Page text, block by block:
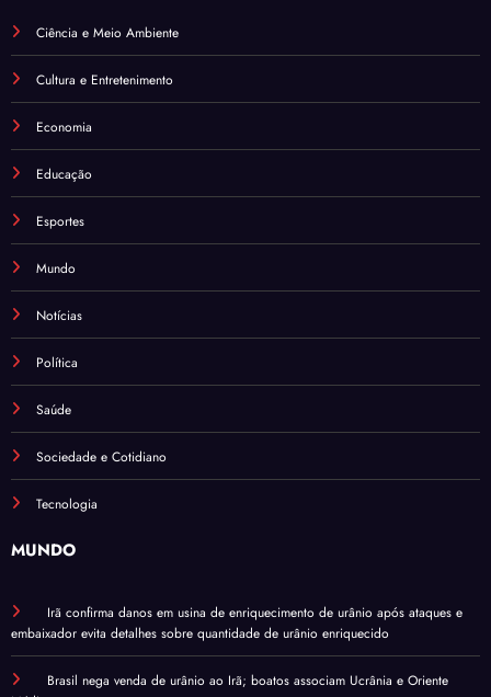
Ciência e Meio Ambiente
Cultura e Entretenimento
Economia
Educação
Esportes
Mundo
Notícias
Política
Saúde
Sociedade e Cotidiano
Tecnologia
MUNDO
Irã confirma danos em usina de enriquecimento de urânio após ataques e
embaixador evita detalhes sobre quantidade de urânio enriquecido
Brasil nega venda de urânio ao Irã; boatos associam Ucrânia e Oriente